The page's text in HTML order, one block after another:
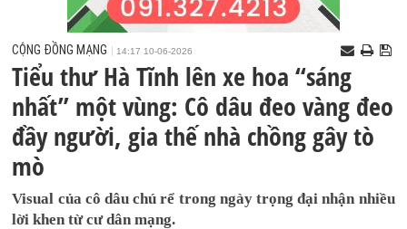
CỘNG ĐỒNG MẠNG 14:17 10-06-2026
Tiểu thư Hà Tĩnh lên xe hoa “sáng
nhất” một vùng: Cô dâu đeo vàng đeo
đầy người, gia thế nhà chồng gây tò
mò
Visual của cô dâu chú rể trong ngày trọng đại nhận nhiều
lời khen từ cư dân mạng.